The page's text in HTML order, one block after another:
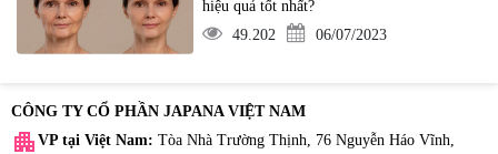
hiệu quả tốt nhất?
49.202
06/07/2023
CÔNG TY CỔ PHẦN JAPANA VIỆT NAM
apartment VP tại Việt Nam: Tòa Nhà Trường Thịnh, 76 Nguyễn Háo Vĩnh,